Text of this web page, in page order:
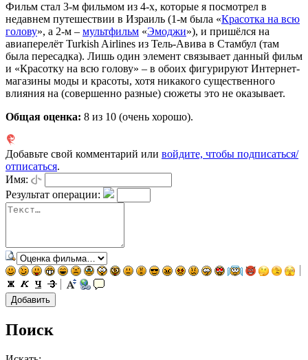
Фильм стал 3-м фильмом из 4-х, которые я посмотрел в
недавнем путешествии в Израиль (1-м была «Красотка на всю
голову», а 2-м – мультфильм «Эмоджи»), и пришёлся на
авиаперелёт Turkish Airlines из Тель-Авива в Стамбул (там
была пересадка). Лишь один элемент связывает данный фильм
и «Красотку на всю голову» – в обоих фигурируют Интернет-
магазины моды и красоты, хотя никакого существенного
влияния на (совершенно разные) сюжеты это не оказывает.
Общая оценка: 8 из 10 (очень хорошо).
Добавьте свой комментарий или войдите, чтобы подписаться/
отписаться.
Имя:
Результат операции:
Поиск